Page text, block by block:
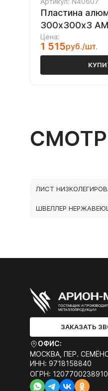
Пластина
300х300х3
Цена:
1 515руб./шт.
ЛИСТ
ШВЕЛЛЕР
ЗАКАЗАТЬ
ОФИС:
МОСКВА, ПЕР.
ИНН: 9718158840
ОГРН: 1207700238910